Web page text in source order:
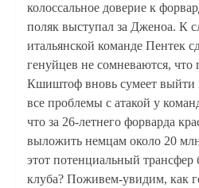
колоссальное доверие к
поляк выступал за Дженоа. К
итальянской команде Пентек
генуйцев не сомневаются, что
Кшиштоф вновь сумеет выйти
все проблемы с атакой у
что за 26-летнего форварда
выложить немцам около 20
этот потенциальный трансфер
клуба? Поживем-увидим, как